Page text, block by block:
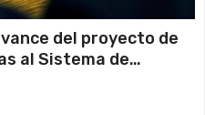
del proyecto de
al Sistema de